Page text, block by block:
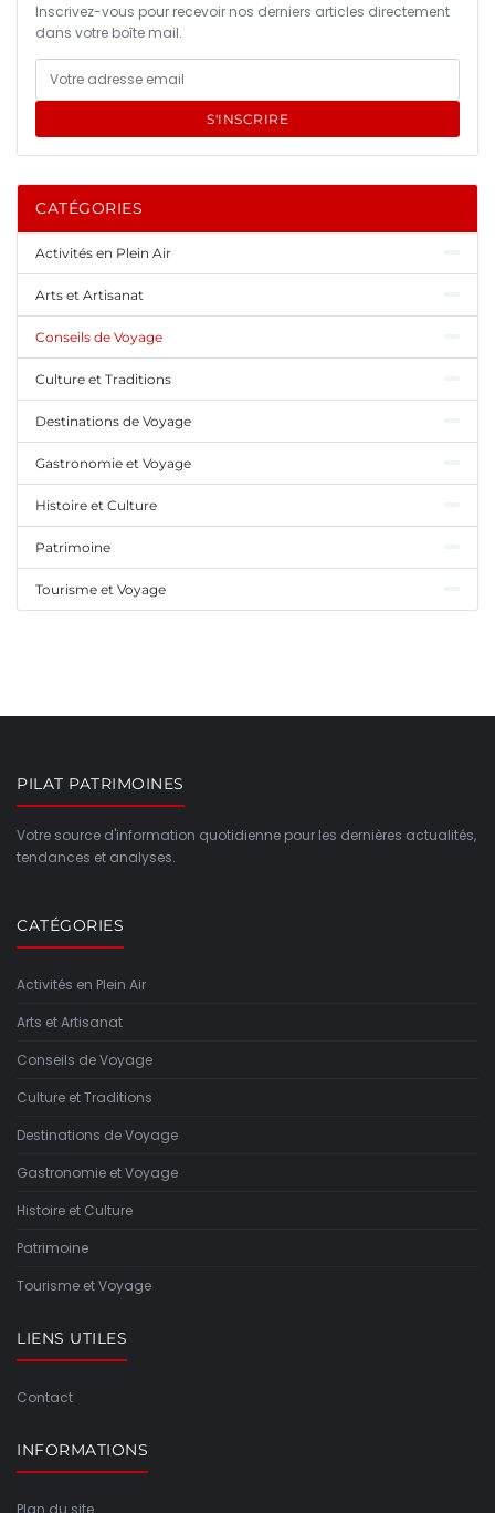
Inscrivez-vous pour recevoir nos derniers articles directement
dans votre boîte mail.
S'INSCRIRE
CATÉGORIES
Activités en Plein Air
Arts et Artisanat
Conseils de Voyage
Culture et Traditions
Destinations de Voyage
Gastronomie et Voyage
Histoire et Culture
Patrimoine
Tourisme et Voyage
PILAT PATRIMOINES
Votre source d'information quotidienne pour les dernières actualités,
tendances et analyses.
CATÉGORIES
Activités en Plein Air
Arts et Artisanat
Conseils de Voyage
Culture et Traditions
Destinations de Voyage
Gastronomie et Voyage
Histoire et Culture
Patrimoine
Tourisme et Voyage
LIENS UTILES
Contact
INFORMATIONS
Plan du site